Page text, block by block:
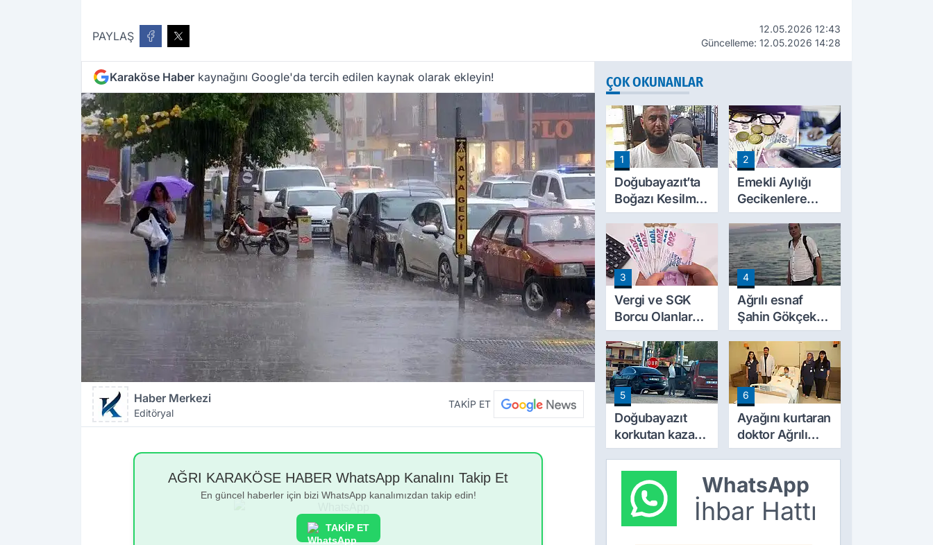
PAYLAŞ
12.05.2026 12:43
Güncelleme: 12.05.2026 14:28
Karaköse Haber kaynağını Google'da tercih edilen kaynak olarak ekleyin!
Haber Merkezi
Editöryal
TAKİP ET
AĞRI KARAKÖSE HABER WhatsApp Kanalını Takip Et
En güncel haberler için bizi WhatsApp kanalımızdan takip edin!
TAKİP ET
ÇOK OKUNANLAR
1
Doğubayazıt’ta
Boğazı Kesilmiş
Halde Bulunan
Kişinin Kimliği
Belli Oldu
2
Emekli Aylığı
Gecikenlere
Yargıtay’dan
Kritik Karar: Faiz
Ödenebilir
3
Vergi ve SGK
Borcu Olanlar
İçin Kritik Tarih:
Başvurular İçin
Son Gün
Yaklaşıyor
4
Ağrılı esnaf
Şahin Gökçek
amansız
hastalığa yenik
düştü
5
Doğubayazıt
korkutan kaza:
Dörtyol’da iki
araç çarpıştı
6
Ayağını kurtaran
doktor Ağrılı
Musa’nın
değiştirdi
WhatsApp
İhbar Hattı